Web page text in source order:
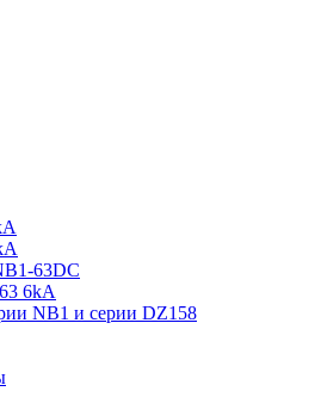
63DC
6kA
NB1 и серии DZ158